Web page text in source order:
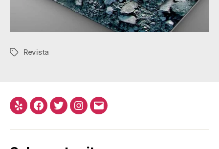
Revista